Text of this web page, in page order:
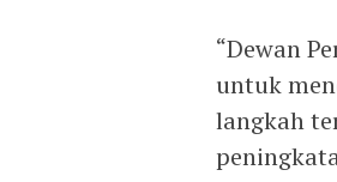
“Dewan
untuk
langkah